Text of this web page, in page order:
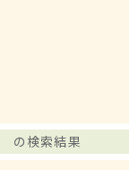
の検索結果